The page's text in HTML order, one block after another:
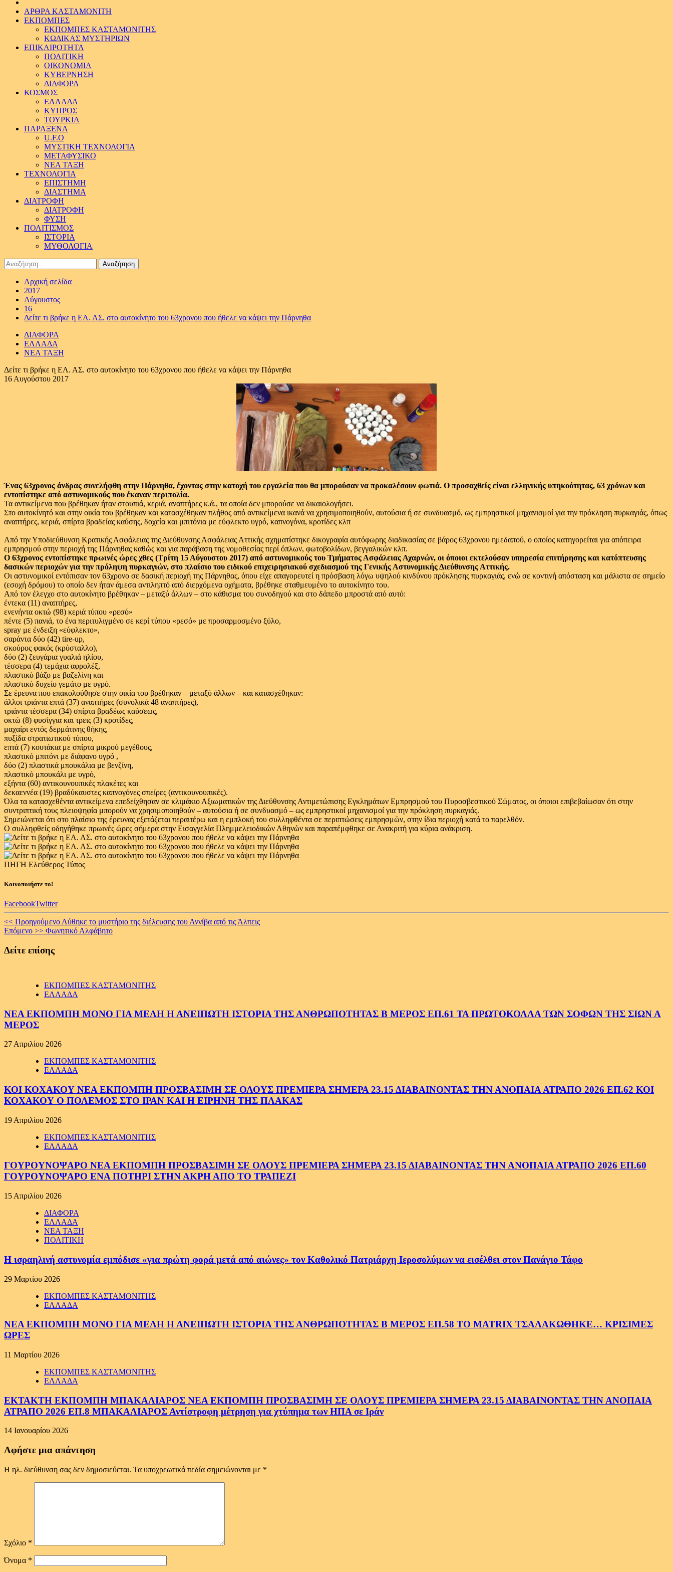
ΑΡΘΡΑ ΚΑΣΤΑΜΟΝΙΤΗ
ΕΚΠΟΜΠΕΣ
ΕΚΠΟΜΠΕΣ ΚΑΣΤΑΜΟΝΙΤΗΣ
ΚΩΔΙΚΑΣ ΜΥΣΤΗΡΙΩΝ
ΕΠΙΚΑΙΡΟΤΗΤΑ
ΠΟΛΙΤΙΚΗ
ΟΙΚΟΝΟΜΙΑ
ΚΥΒΕΡΝΗΣΗ
ΔΙΑΦΟΡΑ
ΚΟΣΜΟΣ
ΕΛΛΑΔΑ
ΚΥΠΡΟΣ
ΤΟΥΡΚΙΑ
ΠΑΡΑΞΕΝΑ
U.F.O
ΜΥΣΤΙΚΗ ΤΕΧΝΟΛΟΓΙΑ
ΜΕΤΑΦΥΣΙΚΟ
ΝΕΑ ΤΑΞΗ
ΤΕΧΝΟΛΟΓΙΑ
ΕΠΙΣΤΗΜΗ
ΔΙΑΣΤΗΜΑ
ΔΙΑΤΡΟΦΗ
ΔΙΑΤΡΟΦΗ
ΦΥΣΗ
ΠΟΛΙΤΙΣΜΟΣ
ΙΣΤΟΡΙΑ
ΜΥΘΟΛΟΓΙΑ
Αναζήτηση
για:
Αρχική σελίδα
2017
Αύγουστος
16
Δείτε τι βρήκε η ΕΛ. ΑΣ. στο αυτοκίνητο του 63χρονου που ήθελε να κάψει την Πάρνηθα
ΔΙΑΦΟΡΑ
ΕΛΛΑΔΑ
ΝΕΑ ΤΑΞΗ
Δείτε τι βρήκε η ΕΛ. ΑΣ. στο αυτοκίνητο του 63χρονου που ήθελε να κάψει την Πάρνηθα
16 Αυγούστου 2017
Ένας 63χρονος άνδρας συνελήφθη στην Πάρνηθα, έχοντας στην κατοχή του εργαλεία που θα μπορούσαν να προκαλέσουν φωτιά. Ο προσαχθείς είναι ελληνικής υπηκοότητας, 63 χρόνων και
εντοπίστηκε από αστυνομικούς που έκαναν περιπολία.
Τα αντικείμενα που βρέθηκαν ήταν στουπιά, κεριά, αναπτήρες κ.ά., τα οποία δεν μπορούσε να δικαιολογήσει.
Στο αυτοκίνητό και στην οικία του βρέθηκαν και κατασχέθηκαν πλήθος από αντικείμενα ικανά να χρησιμοποιηθούν, αυτούσια ή σε συνδυασμό, ως εμπρηστικοί μηχανισμοί για την πρόκληση πυρκαγιάς, όπως
αναπτήρες, κεριά, σπίρτα βραδείας καύσης, δοχεία και μπιτόνια με εύφλεκτο υγρό, καπνογόνα, κροτίδες κλπ
Από την Υποδιεύθυνση Κρατικής Ασφάλειας της Διεύθυνσης Ασφάλειας Αττικής σχηματίστηκε δικογραφία αυτόφωρης διαδικασίας σε βάρος 63χρονου ημεδαπού, ο οποίος κατηγορείται για απόπειρα
εμπρησμού στην περιοχή της Πάρνηθας καθώς και για παράβαση της νομοθεσίας περί όπλων, φωτοβολίδων, βεγγαλικών κλπ.
Ο 63χρονος εντοπίστηκε πρωινές ώρες χθες (Τρίτη 15 Αύγουστου 2017) από αστυνομικούς του Τμήματος Ασφάλειας Αχαρνών, οι όποιοι εκτελούσαν υπηρεσία επιτήρησης και κατόπτευσης
δασικών περιοχών για την πρόληψη πυρκαγιών, στο πλαίσιο του ειδικού επιχειρησιακού σχεδιασμού της Γενικής Αστυνομικής Διεύθυνσης Αττικής.
Οι αστυνομικοί εντόπισαν τον 63χρονο σε δασική περιοχή της Πάρνηθας, όπου είχε απαγορευτεί η πρόσβαση λόγω υψηλού κινδύνου πρόκλησης πυρκαγιάς, ενώ σε κοντινή απόσταση και μάλιστα σε σημείο
(εσοχή δρόμου) το οποίο δεν ήταν άμεσα αντιληπτό από διερχόμενα οχήματα, βρέθηκε σταθμευμένο το αυτοκίνητο του.
Από τον έλεγχο στο αυτοκίνητο βρέθηκαν – μεταξύ άλλων – στο κάθισμα του συνοδηγού και στο δάπεδο μπροστά από αυτό:
έντεκα (11) αναπτήρες,
ενενήντα οκτώ (98) κεριά τύπου «ρεσό»
πέντε (5) πανιά, το ένα περιτυλιγμένο σε κερί τύπου «ρεσό» με προσαρμοσμένο ξύλο,
spray με ένδειξη «εύφλεκτο»,
σαράντα δύο (42) tire-up,
σκούρος φακός (κρύσταλλο),
δύο (2) ζευγάρια γυαλιά ηλίου,
τέσσερα (4) τεμάχια αφρολέξ,
πλαστικό βάζο με βαζελίνη και
πλαστικό δοχείο γεμάτο με υγρό.
Σε έρευνα που επακολούθησε στην οικία του βρέθηκαν – μεταξύ άλλων – και κατασχέθηκαν:
άλλοι τριάντα επτά (37) αναπτήρες (συνολικά 48 αναπτήρες),
τριάντα τέσσερα (34) σπίρτα βραδέως καύσεως,
οκτώ (8) φυσίγγια και τρεις (3) κροτίδες,
μαχαίρι εντός δερμάτινης θήκης,
πυξίδα στρατιωτικού τύπου,
επτά (7) κουτάκια με σπίρτα μικρού μεγέθους,
πλαστικό μπιτόνι με διάφανο υγρό ,
δύο (2) πλαστικά μπουκάλια με βενζίνη,
πλαστικό μπουκάλι με υγρό,
εξήντα (60) αντικουνουπικές πλακέτες και
δεκαεννέα (19) βραδύκαυστες καπνογόνες σπείρες (αντικουνουπικές).
Όλα τα κατασχεθέντα αντικείμενα επεδείχθησαν σε κλιμάκιο Αξιωματικών της Διεύθυνσης Αντιμετώπισης Εγκλημάτων Εμπρησμού του Πυροσβεστικού Σώματος, οι όποιοι επιβεβαίωσαν ότι στην
συντριπτική τους πλειοψηφία μπορούν να χρησιμοποιηθούν – αυτούσια ή σε συνδυασμό – ως εμπρηστικοί μηχανισμοί για την πρόκληση πυρκαγιάς.
Σημειώνεται ότι στο πλαίσιο της έρευνας εξετάζεται περαιτέρω και η εμπλοκή του συλληφθέντα σε περιπτώσεις εμπρησμών, στην ίδια περιοχή κατά το παρελθόν.
Ο συλληφθείς οδηγήθηκε πρωινές ώρες σήμερα στην Εισαγγελία Πλημμελειοδικών Αθηνών και παραπέμφθηκε σε Ανακριτή για κύρια ανάκριση.
ΠΗΓΗ Ελεύθερος Τύπος
Κοινοποιήστε το!
FacebookTwitter
Continue
Reading
<< Προηγούμενο Λύθηκε το μυστήριο της διέλευσης του Αννίβα από τις Άλπεις
Επόμενο >> Φωνητικό Αλφάβητο
Δείτε επίσης
ΕΚΠΟΜΠΕΣ ΚΑΣΤΑΜΟΝΙΤΗΣ
ΕΛΛΑΔΑ
ΝΕΑ ΕΚΠΟΜΠΗ ΜΟΝΟ ΓΙΑ ΜΕΛΗ Η ΑΝΕΙΠΩΤΗ ΙΣΤΟΡΙΑ ΤΗΣ ΑΝΘΡΩΠΟΤΗΤΑΣ Β ΜΕΡΟΣ ΕΠ.61 ΤΑ ΠΡΩΤΟΚΟΛΛΑ ΤΩΝ ΣΟΦΩΝ ΤΗΣ ΣΙΩΝ Α
ΜΕΡΟΣ
27 Απριλίου 2026
ΕΚΠΟΜΠΕΣ ΚΑΣΤΑΜΟΝΙΤΗΣ
ΕΛΛΑΔΑ
ΚΟΙ ΚΟΧΑΚΟΥ ΝΕΑ ΕΚΠΟΜΠΗ ΠΡΟΣΒΑΣΙΜΗ ΣΕ ΟΛΟΥΣ ΠΡΕΜΙΕΡΑ ΣΗΜΕΡΑ 23.15 ΔΙΑΒΑΙΝΟΝΤΑΣ ΤΗΝ ΑΝΟΠΑΙΑ ΑΤΡΑΠΟ 2026 ΕΠ.62 ΚΟΙ
ΚΟΧΑΚΟΥ Ο ΠΟΛΕΜΟΣ ΣΤΟ ΙΡΑΝ ΚΑΙ Η ΕΙΡΗΝΗ ΤΗΣ ΠΛΑΚΑΣ
19 Απριλίου 2026
ΕΚΠΟΜΠΕΣ ΚΑΣΤΑΜΟΝΙΤΗΣ
ΕΛΛΑΔΑ
ΓΟΥΡΟΥΝΟΨΑΡΟ ΝΕΑ ΕΚΠΟΜΠΗ ΠΡΟΣΒΑΣΙΜΗ ΣΕ ΟΛΟΥΣ ΠΡΕΜΙΕΡΑ ΣΗΜΕΡΑ 23.15 ΔΙΑΒΑΙΝΟΝΤΑΣ ΤΗΝ ΑΝΟΠΑΙΑ ΑΤΡΑΠΟ 2026 ΕΠ.60
ΓΟΥΡΟΥΝΟΨΑΡΟ ΕΝΑ ΠΟΤΗΡΙ ΣΤΗΝ ΑΚΡΗ ΑΠΟ ΤΟ ΤΡΑΠΕΖΙ
15 Απριλίου 2026
ΔΙΑΦΟΡΑ
ΕΛΛΑΔΑ
ΝΕΑ ΤΑΞΗ
ΠΟΛΙΤΙΚΗ
Η ισραηλινή αστυνομία εμπόδισε «για πρώτη φορά μετά από αιώνες» τον Καθολικό Πατριάρχη Ιεροσολύμων να εισέλθει στον Πανάγιο Τάφο
29 Μαρτίου 2026
ΕΚΠΟΜΠΕΣ ΚΑΣΤΑΜΟΝΙΤΗΣ
ΕΛΛΑΔΑ
ΝΕΑ ΕΚΠΟΜΠΗ ΜΟΝΟ ΓΙΑ ΜΕΛΗ Η ΑΝΕΙΠΩΤΗ ΙΣΤΟΡΙΑ ΤΗΣ ΑΝΘΡΩΠΟΤΗΤΑΣ Β ΜΕΡΟΣ ΕΠ.58 ΤΟ MATRIX ΤΣΑΛΑΚΩΘΗΚΕ… ΚΡΙΣΙΜΕΣ
ΩΡΕΣ
11 Μαρτίου 2026
ΕΚΠΟΜΠΕΣ ΚΑΣΤΑΜΟΝΙΤΗΣ
ΕΛΛΑΔΑ
ΕΚΤΑΚΤΗ ΕΚΠΟΜΠΗ ΜΠΑΚΑΛΙΑΡΟΣ ΝΕΑ ΕΚΠΟΜΠΗ ΠΡΟΣΒΑΣΙΜΗ ΣΕ ΟΛΟΥΣ ΠΡΕΜΙΕΡΑ ΣΗΜΕΡΑ 23.15 ΔΙΑΒΑΙΝΟΝΤΑΣ ΤΗΝ ΑΝΟΠΑΙΑ
ΑΤΡΑΠΟ 2026 ΕΠ.8 ΜΠΑΚΑΛΙΑΡΟΣ Αντίστροφη μέτρηση για χτύπημα των ΗΠΑ σε Ιράν
14 Ιανουαρίου 2026
Αφήστε μια απάντηση
Η ηλ. διεύθυνση σας δεν δημοσιεύεται. Τα υποχρεωτικά πεδία σημειώνονται με *
Σχόλιο *
Όνομα *